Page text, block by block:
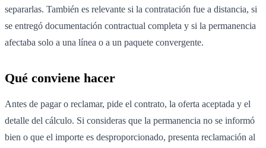
separarlas. También es relevante si la contratación fue a distancia, si
se entregó documentación contractual completa y si la permanencia
afectaba solo a una línea o a un paquete convergente.
Qué conviene hacer
Antes de pagar o reclamar, pide el contrato, la oferta aceptada y el
detalle del cálculo. Si consideras que la permanencia no se informó
bien o que el importe es desproporcionado, presenta reclamación al